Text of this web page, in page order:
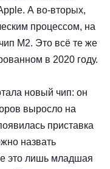
А во-вторых,
процессом, на
M2. Это всё те же
в 2020 году.
новый чип: он
выросло на
приставка
назвать
это лишь младшая